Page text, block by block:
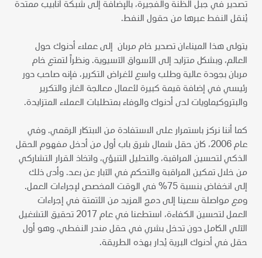
تصدير في جبل الظنة والفجيرة، بالإضافة إلى شبكة أنابيب ممتدة
يُنقل النفط عبرها من حقول النفط.
يتولى هذا الميناءان تصدير خام مربان إلى عملاء أدنوك حول
العالم، وبشكل متزايد إلى الأسواق الآسيوية. ونظراً لتمتع خام
مربان بجودة عالية وطلب واسع لأغراض التكرير، فإنه صاحب دور
رئيسي في إضافة قيمة كبيرة لأعمال معالجة الغاز والتكرير
والبتروكيماويات لدى أدنوك والوفاء بمتطلبات العملاء المتزايدة.
كما أننا نركز باستمرار على الاستفادة من الابتكار الرقمي. وفي
عام 2006، كان حقل شمال شرق باب أول من أدخل مفهوم الحقل
الذكي لتحسين المراقبة، والتحليل التنبؤي، واتخاذ القرار التشاركي
من خلال تمكين المراقبة والتحكم في الآبار عن بعد. وأدى ذلك
إلى انخفاض بنسبة 75% في الوقت المخصص لإجراءات العمل.
ومع مواصلة سعينا إلى دمج المزيد من الأتمتة في إجراءات
العمل لتحسين الكفاءة، استطعنا في عام 2017 تحقيق التشغيل
الآلي الكامل دون تدخل بشري في حقل مندر النفطي، وهو أول
حقل في أدنوك البرية يُدار بهذه الطريقة.